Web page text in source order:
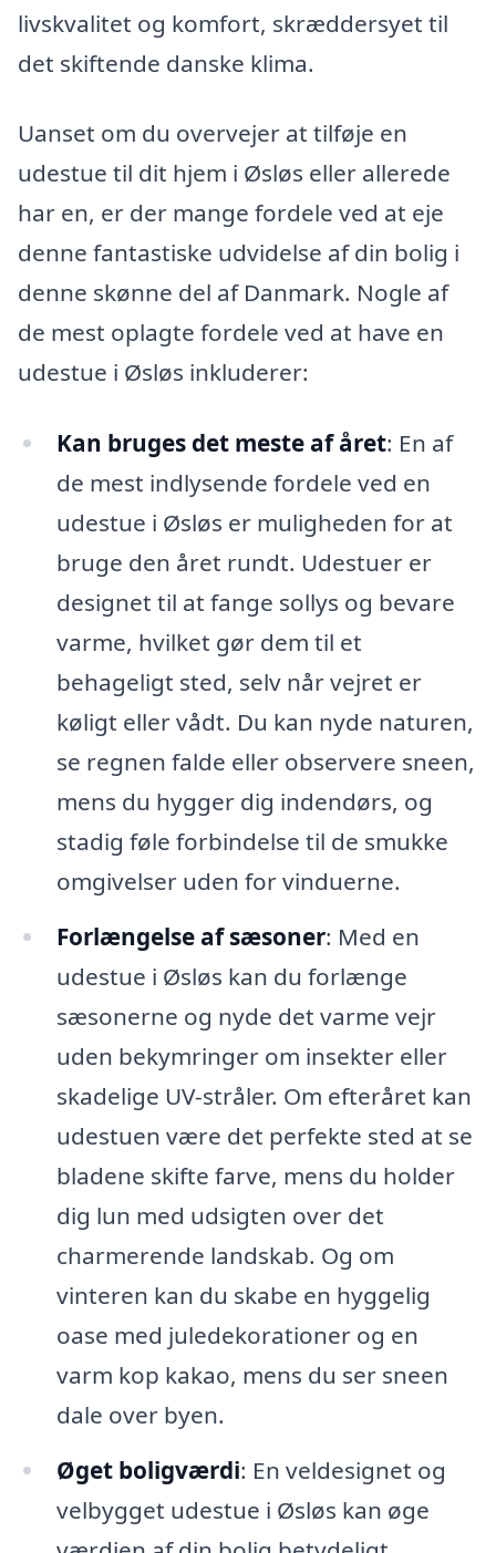
livskvalitet og komfort, skræddersyet til
det skiftende danske klima.
Uanset om du overvejer at tilføje en
udestue til dit hjem i Øsløs eller allerede
har en, er der mange fordele ved at eje
denne fantastiske udvidelse af din bolig i
denne skønne del af Danmark. Nogle af
de mest oplagte fordele ved at have en
udestue i Øsløs inkluderer:
Kan bruges det meste af året: En af
de mest indlysende fordele ved en
udestue i Øsløs er muligheden for at
bruge den året rundt. Udestuer er
designet til at fange sollys og bevare
varme, hvilket gør dem til et
behageligt sted, selv når vejret er
køligt eller vådt. Du kan nyde naturen,
se regnen falde eller observere sneen,
mens du hygger dig indendørs, og
stadig føle forbindelse til de smukke
omgivelser uden for vinduerne.
Forlængelse af sæsoner: Med en
udestue i Øsløs kan du forlænge
sæsonerne og nyde det varme vejr
uden bekymringer om insekter eller
skadelige UV-stråler. Om efteråret kan
udestuen være det perfekte sted at se
bladene skifte farve, mens du holder
dig lun med udsigten over det
charmerende landskab. Og om
vinteren kan du skabe en hyggelig
oase med juledekorationer og en
varm kop kakao, mens du ser sneen
dale over byen.
Øget boligværdi: En veldesignet og
velbygget udestue i Øsløs kan øge